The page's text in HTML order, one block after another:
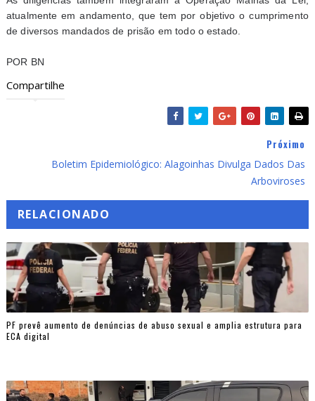
atualmente em andamento, que tem por objetivo o cumprimento
de diversos mandados de prisão em todo o estado.
POR BN
Compartilhe
Próximo
Boletim Epidemiológico: Alagoinhas Divulga Dados Das
Arboviroses
RELACIONADO
PF prevê aumento de denúncias de abuso sexual e amplia estrutura para
ECA digital